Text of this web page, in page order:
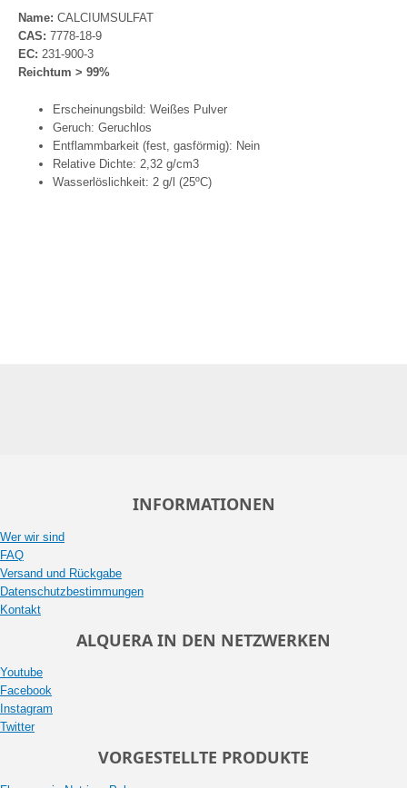
Name: CALCIUMSULFAT
CAS: 7778-18-9
EC: 231-900-3
Reichtum > 99%
Erscheinungsbild: Weißes Pulver
Geruch: Geruchlos
Entflammbarkeit (fest, gasförmig): Nein
Relative Dichte: 2,32 g/cm3
Wasserlöslichkeit: 2 g/l (25ºC)
INFORMATIONEN
Wer wir sind
FAQ
Versand und Rückgabe
Datenschutzbestimmungen
Kontakt
ALQUERA IN DEN NETZWERKEN
Youtube
Facebook
Instagram
Twitter
VORGESTELLTE PRODUKTE